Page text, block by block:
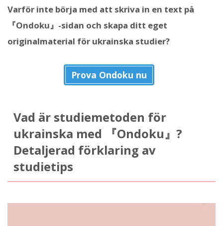
Varför inte börja med att skriva in en text på
『Ondoku』-sidan och skapa ditt eget
originalmaterial för ukrainska studier?
Prova Ondoku nu
Vad är studiemetoden för
ukrainska med 『Ondoku』?
Detaljerad förklaring av
studietips